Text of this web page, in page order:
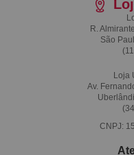
R.
São
Loja
Av.
CNPJ: